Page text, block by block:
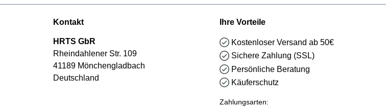
Kontakt
HRTS GbR
Rheindahlener Str. 109
41189 Mönchengladbach
Deutschland
Ihre Vorteile
Kostenloser Versand ab 50€
Sichere Zahlung (SSL)
Persönliche Beratung
Käuferschutz
Zahlungsarten: